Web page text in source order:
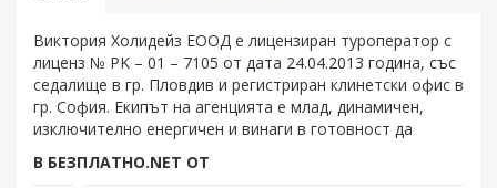
Виктория Холидейз ЕООД е лицензиран туроператор с
лиценз № PK – 01 – 7105 от дата 24.04.2013 година, със
седалище в гр. Пловдив и регистриран клинетски офис в
гр. София. Екипът на агенцията е млад, динамичен,
изключително енергичен и винаги в готовност да
В БЕЗПЛАТНО.NET ОТ